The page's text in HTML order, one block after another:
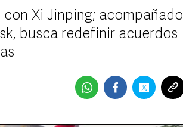
Xi Jinping; acompañado
busca redefinir acuerdos